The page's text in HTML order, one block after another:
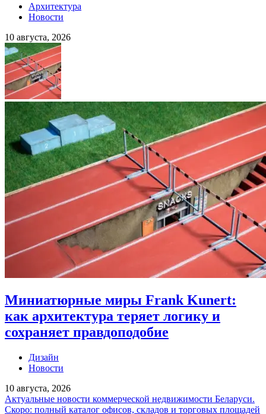
Архитектура
Новости
10 августа, 2026
Миниатюрные миры Frank Kunert:
как архитектура теряет логику и
сохраняет правдоподобие
Дизайн
Новости
10 августа, 2026
Актуальные новости коммерческой недвижимости Беларуси.
Скоро: полный каталог офисов, складов и торговых площадей